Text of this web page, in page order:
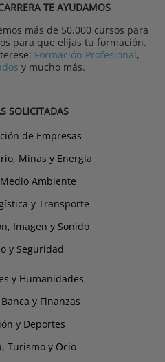
TE AYUDAMOS
más de 50.000 cursos para
para que elijas tu formación.
Formación Profesional,
y mucho más.
SOLICITADAS
de Empresas
Minas y Energía
Ambiente
y Transporte
Imagen y Sonido
y Seguridad
y Humanidades
y Finanzas
y Deportes
Turismo y Ocio